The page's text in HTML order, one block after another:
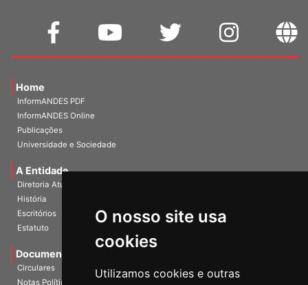
O nosso site usa
cookies
Utilizamos cookies e outras
Home
InformANDES PDF
InformANDES Online
Publicações
Universidade e Sociedade
A Entidade
Diretoria Atual
História
Escritórios
Estatuto
Documentos
Circulares
Notas Políticas